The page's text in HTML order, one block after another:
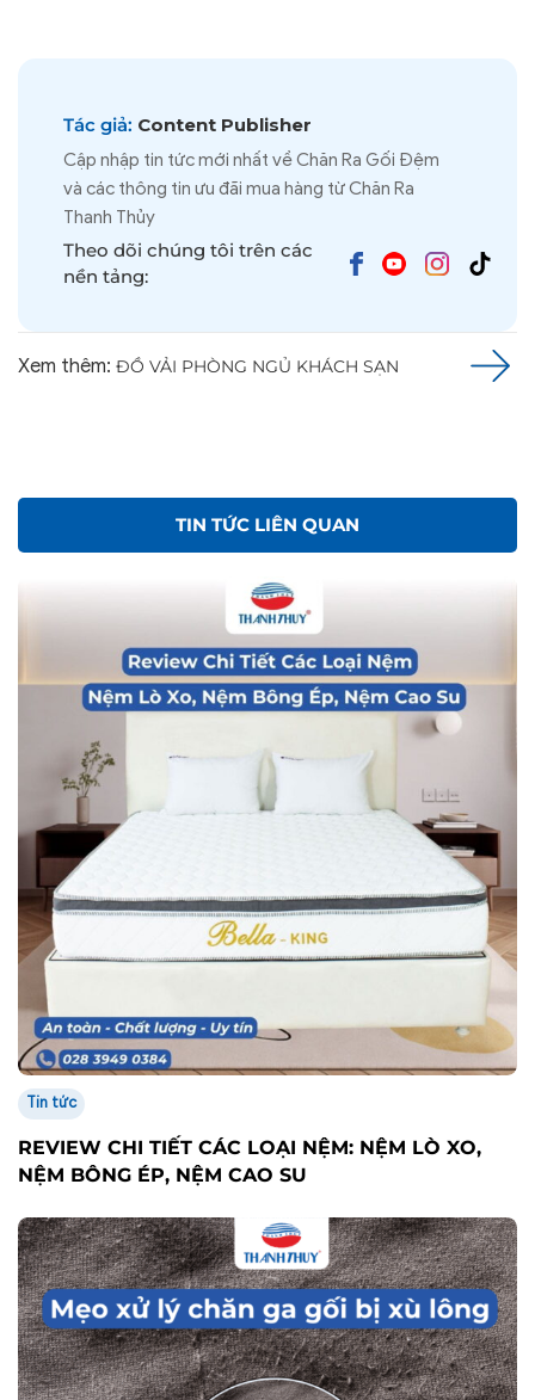
Tác giả: Content Publisher
Cập nhập tin tức mới nhất về Chăn Ra Gối Đệm
và các thông tin ưu đãi mua hàng từ Chăn Ra
Thanh Thủy
Theo dõi chúng tôi trên các
nền tảng:
Xem thêm: ĐỒ VẢI PHÒNG NGỦ KHÁCH SẠN
TIN TỨC LIÊN QUAN
Tin tức
REVIEW CHI TIẾT CÁC LOẠI NỆM: NỆM LÒ XO,
NỆM BÔNG ÉP, NỆM CAO SU